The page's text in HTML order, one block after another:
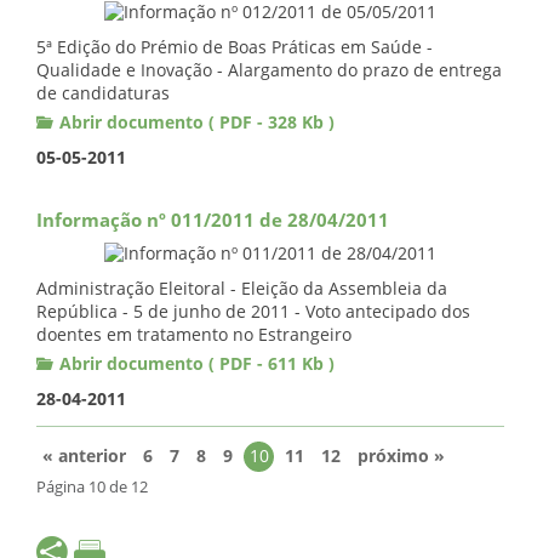
5ª Edição do Prémio de Boas Práticas em Saúde -
Qualidade e Inovação - Alargamento do prazo de entrega
de candidaturas
Abrir documento ( PDF - 328 Kb )
05-05-2011
Informação nº 011/2011 de 28/04/2011
Administração Eleitoral - Eleição da Assembleia da
República - 5 de junho de 2011 - Voto antecipado dos
doentes em tratamento no Estrangeiro
Abrir documento ( PDF - 611 Kb )
28-04-2011
« anterior 6 7 8 9 10 11 12 próximo »
Página 10 de 12